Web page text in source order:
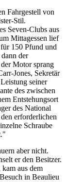
Fahrgestell von
Stil.
Seven-Clubs aus
Mittagessen lief
150 Pfund und
der
Motor sprang
Jones, Sekretär
seiner
des zwischen
Entstehungsort
des National
erforderlichen
Schraube
aber nicht.
er den Besitzer.
aus dem
in Beaulieu